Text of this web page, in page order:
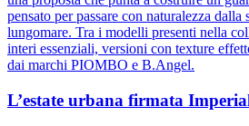
pensato per passare con naturalezza
lungomare. Tra i modelli presenti nella
interi essenziali, versioni con texture
dai marchi PIOMBO e B.Angel.
L’estate urbana firmata